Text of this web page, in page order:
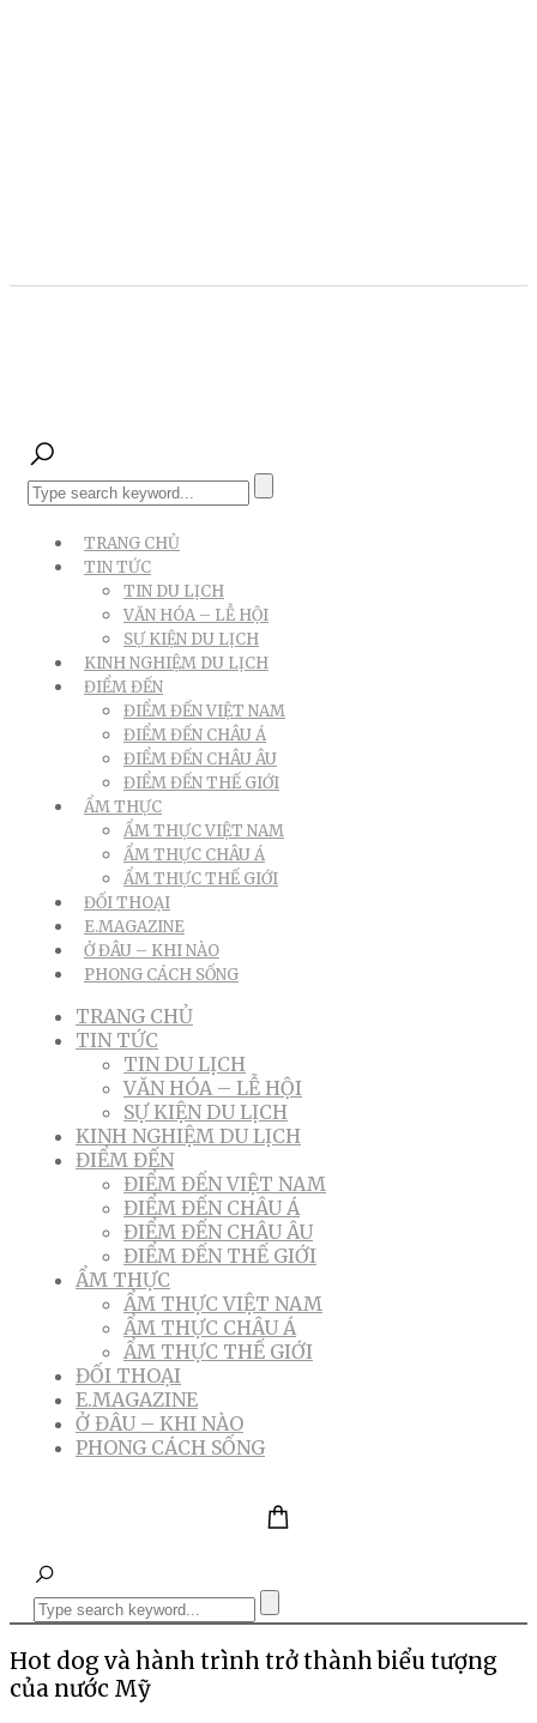
TRANG CHỦ
TIN TỨC
TIN DU LỊCH
VĂN HÓA – LỄ HỘI
SỰ KIỆN DU LỊCH
KINH NGHIỆM DU LỊCH
ĐIỂM ĐẾN
ĐIỂM ĐẾN VIỆT NAM
ĐIỂM ĐẾN CHÂU Á
ĐIỂM ĐẾN CHÂU ÂU
ĐIỂM ĐẾN THẾ GIỚI
ẨM THỰC
ẨM THỰC VIỆT NAM
ẨM THỰC CHÂU Á
ẨM THỰC THẾ GIỚI
ĐỐI THOẠI
E.MAGAZINE
Ở ĐÂU – KHI NÀO
PHONG CÁCH SỐNG
TRANG CHỦ
TIN TỨC
TIN DU LỊCH
VĂN HÓA – LỄ HỘI
SỰ KIỆN DU LỊCH
KINH NGHIỆM DU LỊCH
ĐIỂM ĐẾN
ĐIỂM ĐẾN VIỆT NAM
ĐIỂM ĐẾN CHÂU Á
ĐIỂM ĐẾN CHÂU ÂU
ĐIỂM ĐẾN THẾ GIỚI
ẨM THỰC
ẨM THỰC VIỆT NAM
ẨM THỰC CHÂU Á
ẨM THỰC THẾ GIỚI
ĐỐI THOẠI
E.MAGAZINE
Ở ĐÂU – KHI NÀO
PHONG CÁCH SỐNG
Hot dog và hành trình trở thành biểu tượng
của nước Mỹ